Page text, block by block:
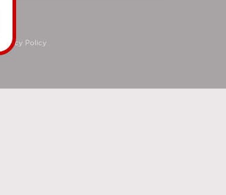
Privacy Policy